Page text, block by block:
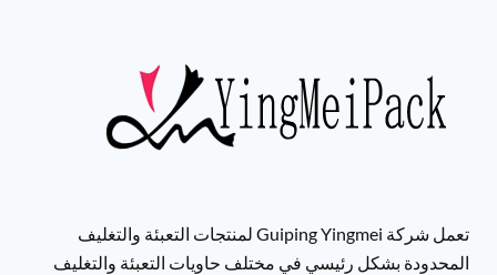
تعمل شركة Guiping Yingmei لمنتجات التعبئة والتغليف
المحدودة بشكل رئيسي في مختلف حاويات التعبئة والتغليف